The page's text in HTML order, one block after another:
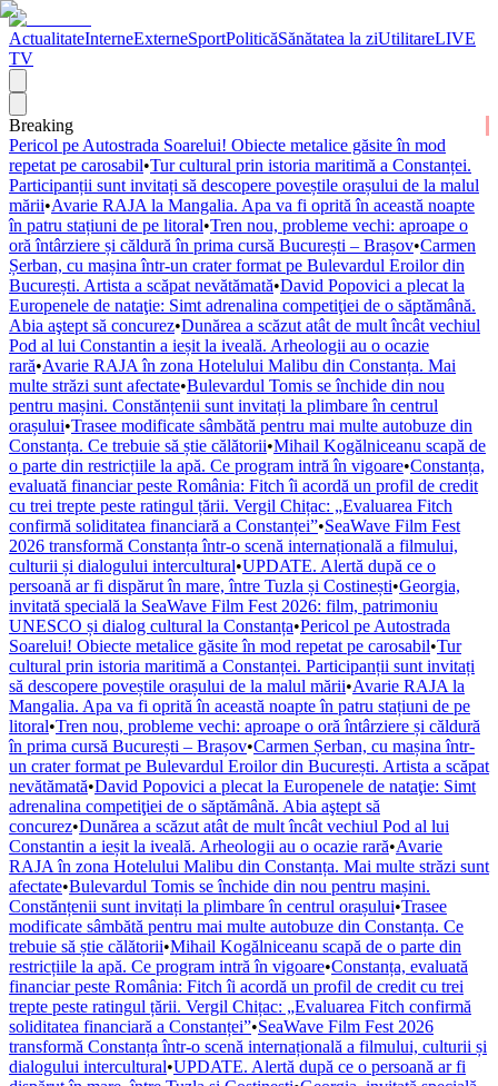
ActualitateInterneExterneSportPoliticăSănătatea la ziUtilitareLIVE
TV
Breaking
Pericol pe Autostrada Soarelui! Obiecte metalice găsite în mod
repetat pe carosabil•Tur cultural prin istoria maritimă a Constanței.
Participanții sunt invitați să descopere poveștile orașului de la malul
mării•Avarie RAJA la Mangalia. Apa va fi oprită în această noapte
în patru stațiuni de pe litoral•Tren nou, probleme vechi: aproape o
oră întârziere și căldură în prima cursă București – Brașov•Carmen
Șerban, cu mașina într-un crater format pe Bulevardul Eroilor din
București. Artista a scăpat nevătămată•David Popovici a plecat la
Europenele de nataţie: Simt adrenalina competiţiei de o săptămână.
Abia aştept să concurez•Dunărea a scăzut atât de mult încât vechiul
Pod al lui Constantin a ieșit la iveală. Arheologii au o ocazie
rară•Avarie RAJA în zona Hotelului Malibu din Constanța. Mai
multe străzi sunt afectate•Bulevardul Tomis se închide din nou
pentru mașini. Constănțenii sunt invitați la plimbare în centrul
orașului•Trasee modificate sâmbătă pentru mai multe autobuze din
Constanța. Ce trebuie să știe călătorii•Mihail Kogălniceanu scapă de
o parte din restricțiile la apă. Ce program intră în vigoare•Constanța,
evaluată financiar peste România: Fitch îi acordă un profil de credit
cu trei trepte peste ratingul țării. Vergil Chițac: „Evaluarea Fitch
confirmă soliditatea financiară a Constanței”•SeaWave Film Fest
2026 transformă Constanța într-o scenă internațională a filmului,
culturii și dialogului intercultural•UPDATE. Alertă după ce o
persoană ar fi dispărut în mare, între Tuzla și Costinești•Georgia,
invitată specială la SeaWave Film Fest 2026: film, patrimoniu
UNESCO și dialog cultural la Constanța•Pericol pe Autostrada
Soarelui! Obiecte metalice găsite în mod repetat pe carosabil•Tur
cultural prin istoria maritimă a Constanței. Participanții sunt invitați
să descopere poveștile orașului de la malul mării•Avarie RAJA la
Mangalia. Apa va fi oprită în această noapte în patru stațiuni de pe
litoral•Tren nou, probleme vechi: aproape o oră întârziere și căldură
în prima cursă București – Brașov•Carmen Șerban, cu mașina într-
un crater format pe Bulevardul Eroilor din București. Artista a scăpat
nevătămată•David Popovici a plecat la Europenele de nataţie: Simt
adrenalina competiţiei de o săptămână. Abia aştept să
concurez•Dunărea a scăzut atât de mult încât vechiul Pod al lui
Constantin a ieșit la iveală. Arheologii au o ocazie rară•Avarie
RAJA în zona Hotelului Malibu din Constanța. Mai multe străzi sunt
afectate•Bulevardul Tomis se închide din nou pentru mașini.
Constănțenii sunt invitați la plimbare în centrul orașului•Trasee
modificate sâmbătă pentru mai multe autobuze din Constanța. Ce
trebuie să știe călătorii•Mihail Kogălniceanu scapă de o parte din
restricțiile la apă. Ce program intră în vigoare•Constanța, evaluată
financiar peste România: Fitch îi acordă un profil de credit cu trei
trepte peste ratingul țării. Vergil Chițac: „Evaluarea Fitch confirmă
soliditatea financiară a Constanței”•SeaWave Film Fest 2026
transformă Constanța într-o scenă internațională a filmului, culturii și
dialogului intercultural•UPDATE. Alertă după ce o persoană ar fi